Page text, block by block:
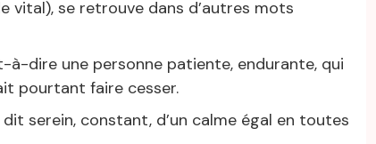
vital), se retrouve dans d’autres mots
à-dire une personne patiente, endurante, qui
pourtant faire cesser.
serein, constant, d’un calme égal en toutes